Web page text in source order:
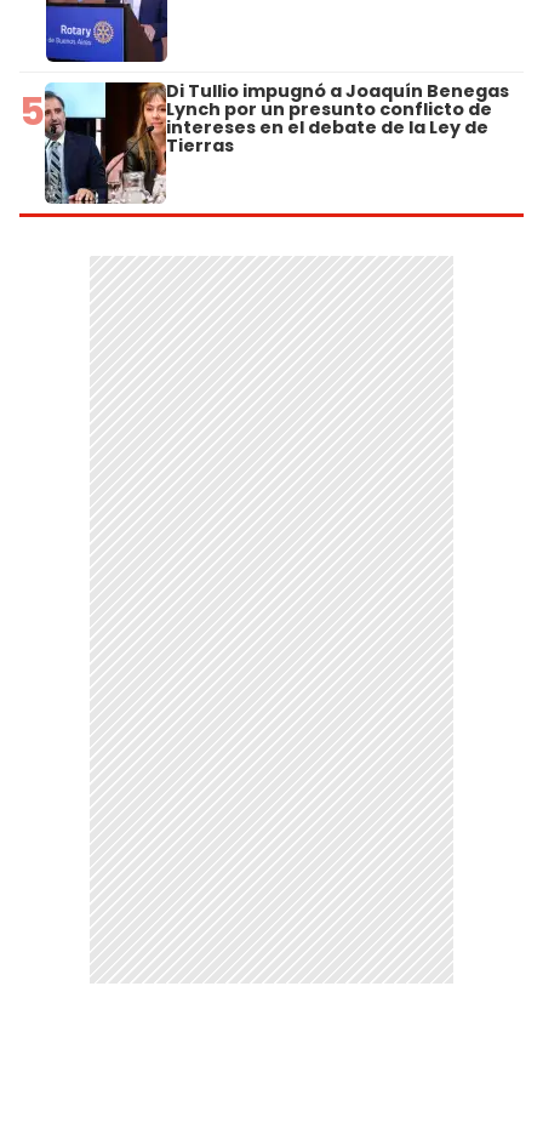
5 Di Tullio impugnó a Joaquín Benegas
Lynch por un presunto conflicto de
intereses en el debate de la Ley de
Tierras